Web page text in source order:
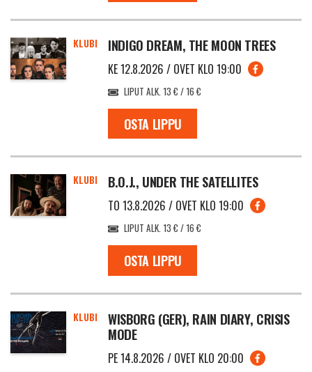
KLUBI INDIGO DREAM, THE MOON TREES
KE 12.8.2026 / OVET KLO 19:00
LIPUT ALK. 13 € / 16 €
OSTA LIPPU
KLUBI B.O.J., UNDER THE SATELLITES
TO 13.8.2026 / OVET KLO 19:00
LIPUT ALK. 13 € / 16 €
OSTA LIPPU
KLUBI
WISBORG (GER), RAIN DIARY, CRISIS
MODE
PE 14.8.2026 / OVET KLO 20:00